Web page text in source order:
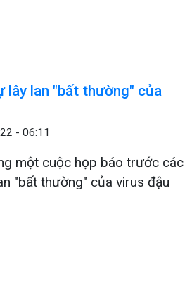
lây lan "bất thường" của
- 06:11
một cuộc họp báo trước các
"bất thường" của virus đậu